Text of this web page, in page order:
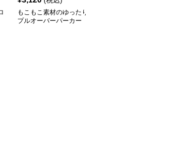
もこもこ素材のゆったり
プルオーバーパーカー